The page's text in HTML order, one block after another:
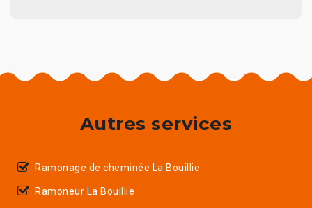
Autres services
Ramonage de cheminée La Bouillie
Ramoneur La Bouillie